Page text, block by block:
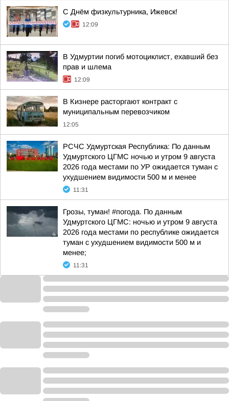
С Днём физкультурника, Ижевск!
12:09
В Удмуртии погиб мотоциклист, ехавший без
прав и шлема
12:09
В Кизнере расторгают контракт с
муниципальным перевозчиком
12:05
РСЧС Удмуртская Республика: По данным
Удмуртского ЦГМС ночью и утром 9 августа
2026 года местами по УР ожидается туман с
ухудшением видимости 500 м и менее
11:31
Грозы, туман! #погода. По данным
Удмуртского ЦГМС: ночью и утром 9 августа
2026 года местами по республике ожидается
туман с ухудшением видимости 500 м и
менее;
11:31